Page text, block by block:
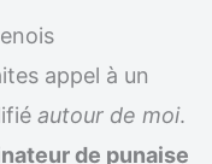
appel à un
autour de moi.
de punaise